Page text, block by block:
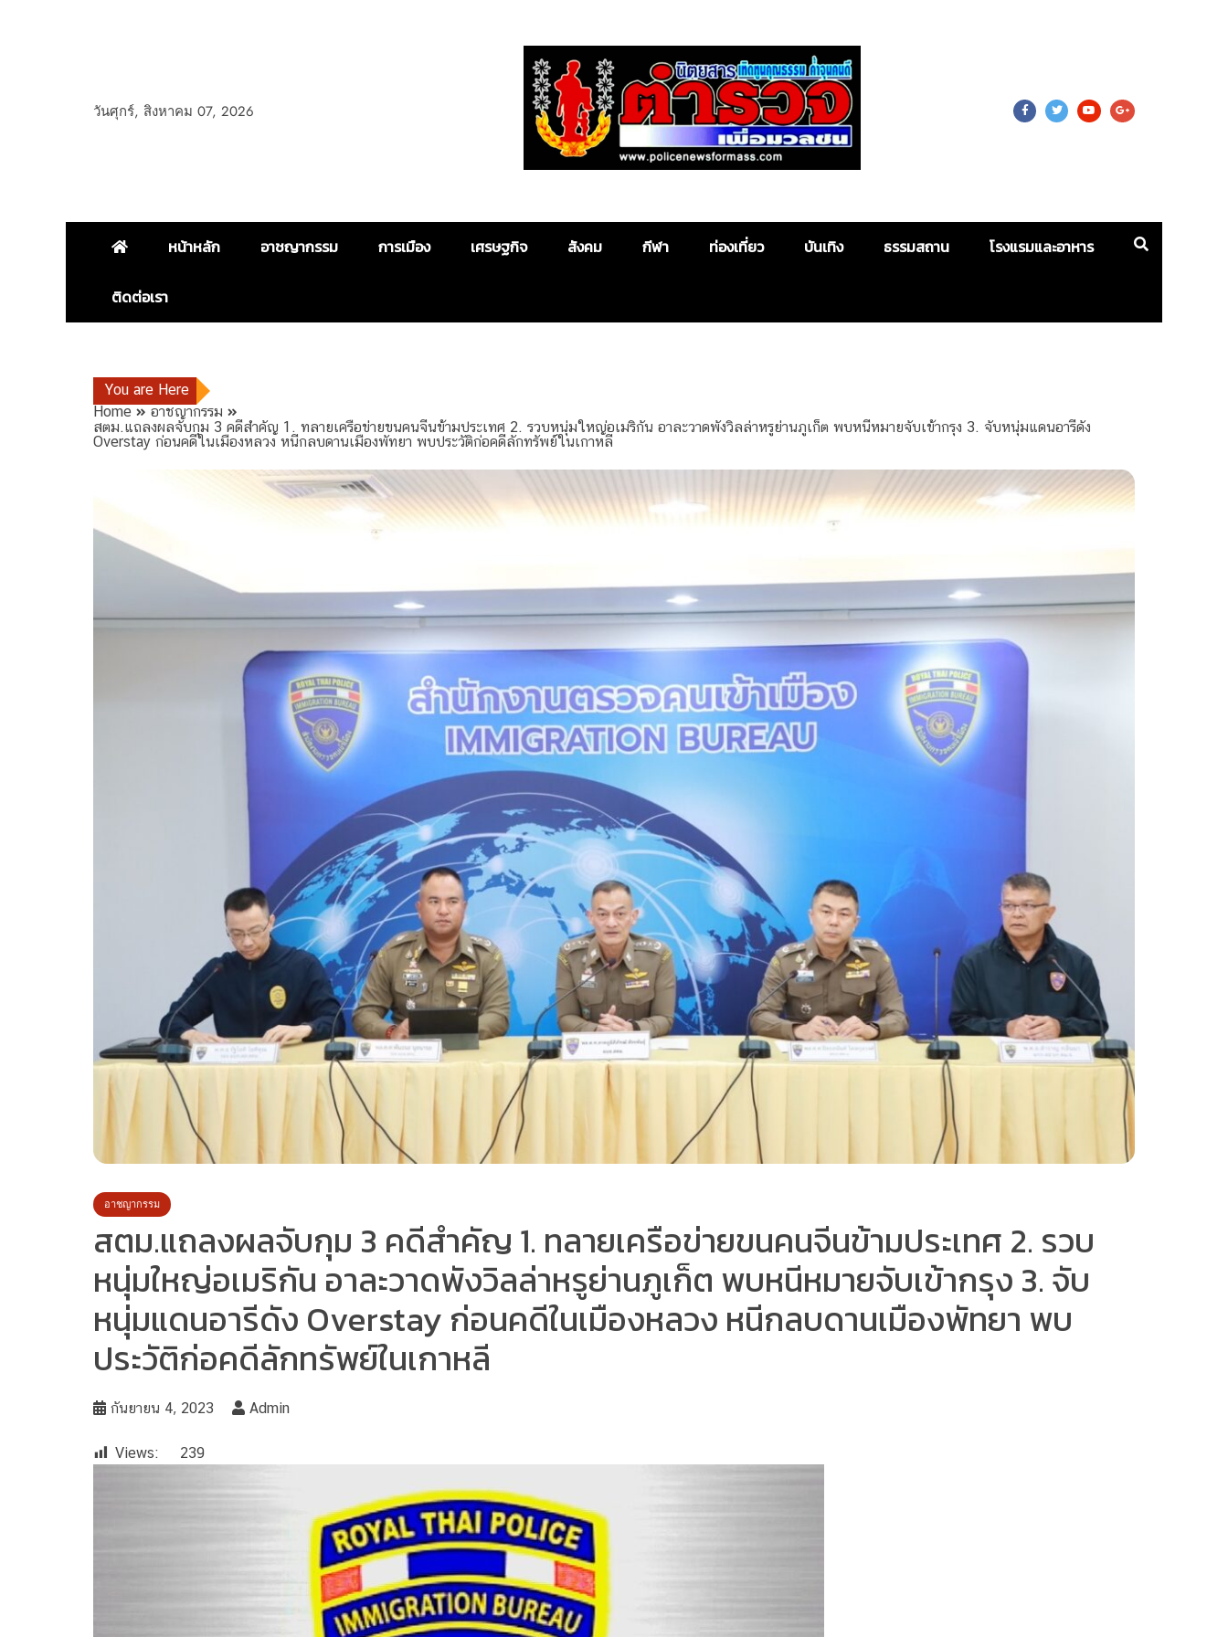
วันศุกร์, สิงหาคม 07, 2026
Police News For Mass
หน้าหลัก อาชญากรรม การเมือง เศรษฐกิจ สังคม กีฬา ท่องเที่ยว บันเทิง ธรรมสถาน โรงแรมและอาหาร
ติดต่อเรา
You are Here
Home
อาชญากรรม
สตม.แถลงผลจับกุม 3 คดีสำคัญ 1. ทลายเครือข่ายขนคนจีนข้ามประเทศ 2. รวบหนุ่มใหญ่อเมริกัน อาละวาดพังวิลล่าหรูย่านภูเก็ต พบหนีหมายจับเข้ากรุง 3. จับหนุ่มแดนอารีดัง
Overstay ก่อนคดีในเมืองหลวง หนีกลบดานเมืองพัทยา พบประวัติก่อคดีลักทรัพย์ในเกาหลี
อาชญากรรม
สตม.แถลงผลจับกุม 3 คดีสำคัญ 1. ทลายเครือข่ายขนคนจีนข้ามประเทศ 2. รวบ
หนุ่มใหญ่อเมริกัน อาละวาดพังวิลล่าหรูย่านภูเก็ต พบหนีหมายจับเข้ากรุง 3. จับ
หนุ่มแดนอารีดัง Overstay ก่อนคดีในเมืองหลวง หนีกลบดานเมืองพัทยา พบ
ประวัติก่อคดีลักทรัพย์ในเกาหลี
กันยายน 4, 2023 Admin
Views: 239